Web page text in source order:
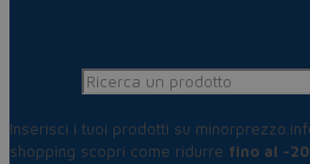
Inserisci i tuoi prodotti su
shopping scopri come ridurre fino al -